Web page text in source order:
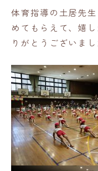
体育指導の土居先
めてもらえて、嬉
りがとうございまし